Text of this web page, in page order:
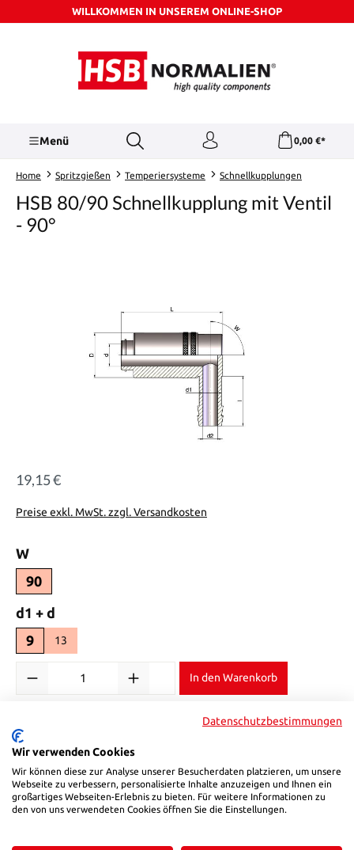
Zum Hauptinhalt springenWILLKOMMEN IN UNSEREM ONLINE-SHOP
Menü 0,00 €*
Home Spritzgießen Temperiersysteme Schnellkupplungen
HSB 80/90 Schnellkupplung mit Ventil
- 90°
Regulärer Preis:
19,15 €
Preise exkl. MwSt. zzgl. Versandkosten
Wauswählen
90
d1 + d
9
13
In den Warenkorb
Beschreibung
Miniatur-Einhand-Schnellverschlusskupplungen aus Messing
MS 58 • Für Temperieranwendungen mit Heiß- oder Kaltwasser
Datenschutzbestimmungen
Wir verwenden Cookies
Wir können diese zur Analyse unserer Besucherdaten platzieren, um unsere
Webseite zu verbessern, personalisierte Inhalte anzuzeigen und Ihnen ein
großartiges Webseiten-Erlebnis zu bieten. Für weitere Informationen zu
den von uns verwendeten Cookies öffnen Sie die Einstellungen.